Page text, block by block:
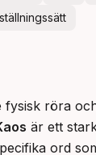
röra
är ett
ord